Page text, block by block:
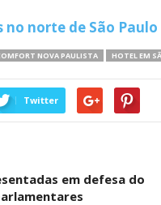
no norte de São
NOVA PAULISTA HOTEL EM
Twitter
em defesa do